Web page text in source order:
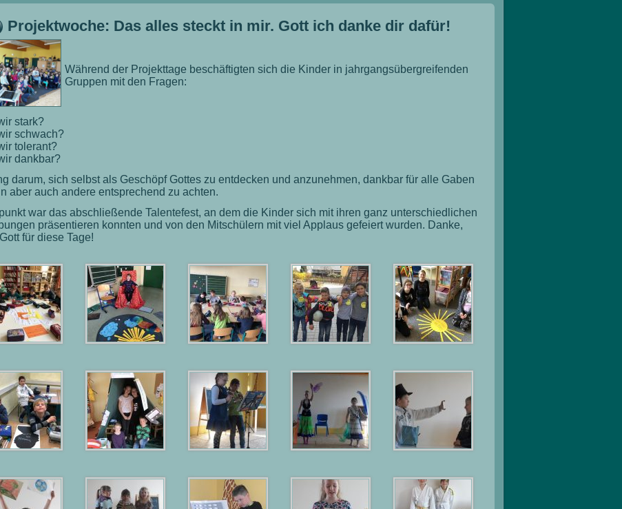
Projektwoche: Das alles steckt in mir. Gott ich danke dir dafür!
Während der Projekttage beschäftigten sich die Kinder in jahrgangsübergreifenden
Gruppen mit den Fragen:
stark?
schwach?
tolerant?
dankbar?
darum, sich selbst als Geschöpf Gottes zu entdecken und anzunehmen, dankbar für alle Gaben
aber auch andere entsprechend zu achten.
war das abschließende Talentefest, an dem die Kinder sich mit ihren ganz unterschiedlichen
präsentieren konnten und von den Mitschülern mit viel Applaus gefeiert wurden. Danke,
für diese Tage!